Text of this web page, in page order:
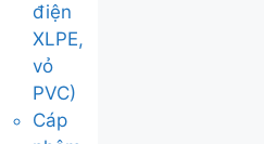
điện
XLPE,
vỏ
PVC)
Cáp